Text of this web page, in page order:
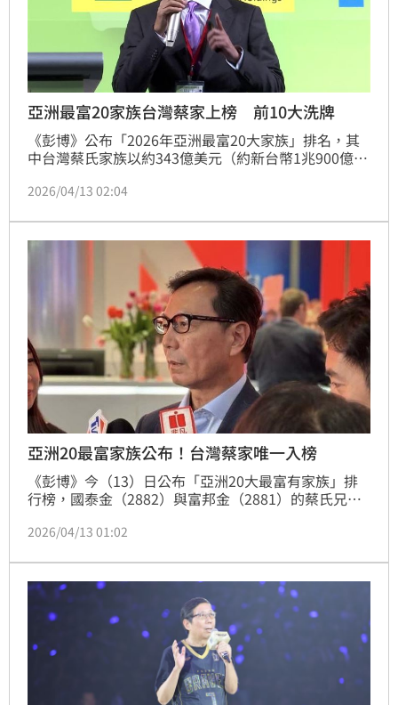
亞洲最富20家族台灣蔡家上榜 前10大洗牌
《彭博》公布「2026年亞洲最富20大家族」排名，其
中台灣蔡氏家族以約343億美元（約新台幣1兆900億
牌，其中南韓三星集團李在鎔家族排名大幅攀升，從第
5名上升至第2名。
2026/04/13 02:04
亞洲20最富家族公布！台灣蔡家唯一入榜
《彭博》今（13）日公布「亞洲20大最富有家族」排
行榜，國泰金（2882）與富邦金（2881）的蔡氏兄弟
亞洲第六富寶座，也是台灣唯一入榜家族。蔡家財富相
氏兄弟創辦了國泰人壽後，又分家成為國泰蔡家和富邦
蔡家，雙雙成為台灣重量級金融控股公司，業務還擴及
房地產與電信業。
2026/04/13 01:02